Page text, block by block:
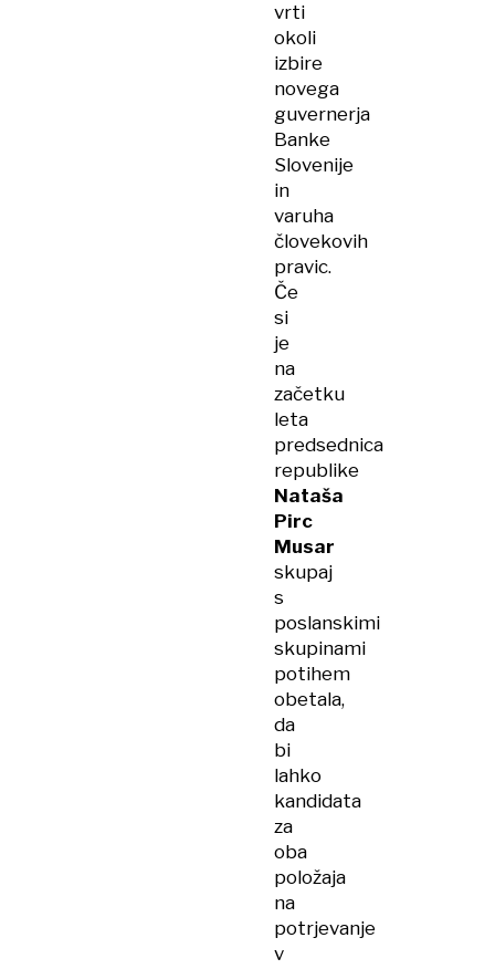
vrti
okoli
izbire
novega
guvernerja
Banke
Slovenije
in
varuha
človekovih
pravic.
Če
si
je
na
začetku
leta
predsednica
republike
Nataša
Pirc
Musar
skupaj
s
poslanskimi
skupinami
potihem
obetala,
da
bi
lahko
kandidata
za
oba
položaja
na
potrjevanje
v